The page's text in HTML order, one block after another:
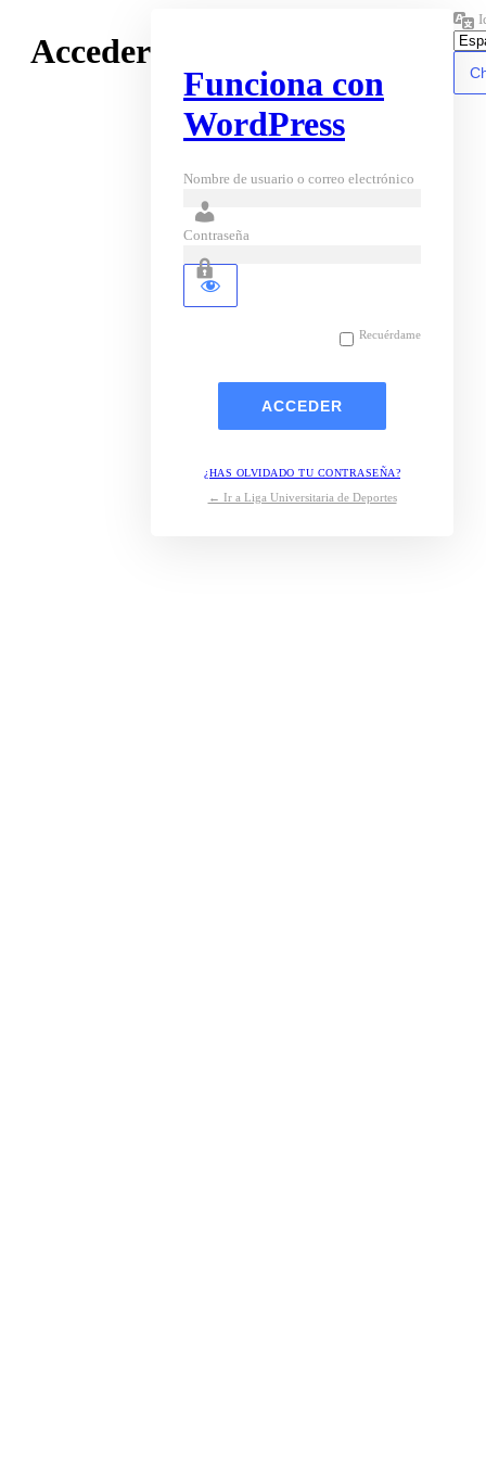
Acceder
Funciona con
WordPress
Nombre de usuario o correo electrónico
Contraseña
Recuérdame
¿HAS OLVIDADO TU CONTRASEÑA?
← Ir a Liga Universitaria de Deportes